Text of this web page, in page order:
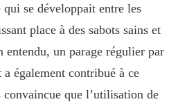
se développait entre les
place à des sabots sains et
entendu, un parage régulier par
a également contribué à ce
que l’utilisation de